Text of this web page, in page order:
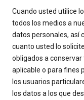
Cuando usted utilice
todos los medios a
datos personales, así
cuanto usted lo
obligados a
aplicable o para fines
los usuarios
los datos a los que